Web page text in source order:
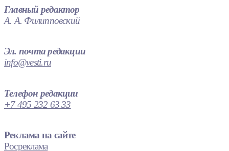
Главный редактор
А. А. Филипповский
Эл. почта редакции
info@vesti.ru
Телефон редакции
+7 495 232 63 33
Реклама на сайте
Росреклама